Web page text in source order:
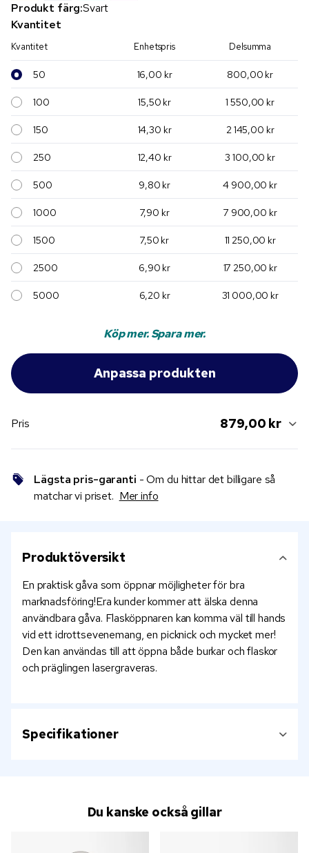
Produkt färg:Svart
Kvantitet
Kvantitet Enhetspris Delsumma
50 16,00 kr 800,00 kr
100 15,50 kr 1 550,00 kr
150 14,30 kr 2 145,00 kr
250 12,40 kr 3 100,00 kr
500 9,80 kr 4 900,00 kr
1000 7,90 kr 7 900,00 kr
1500 7,50 kr 11 250,00 kr
2500 6,90 kr 17 250,00 kr
5000 6,20 kr 31 000,00 kr
Köp mer. Spara mer.
Pris 879,00 kr
Lägsta pris-garanti - Om du hittar det billigare så
matchar vi priset. Mer info
Produktöversikt
En praktisk gåva som öppnar möjligheter för bra
marknadsföring!Era kunder kommer att älska denna
användbara gåva. Flasköppnaren kan komma väl till hands
vid ett idrottsevenemang, en picknick och mycket mer!
Den kan användas till att öppna både burkar och flaskor
och präglingen lasergraveras.
Specifikationer
Du kanske också gillar